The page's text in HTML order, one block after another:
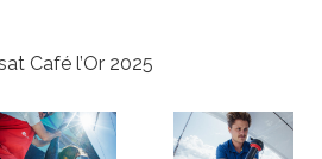
Café l’Or 2025